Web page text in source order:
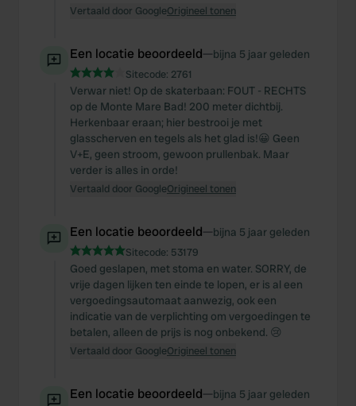
Vertaald door GoogleOrigineel tonen
Een locatie beoordeeld—bijna 5 jaar geleden
Sitecode: 2761
Verwar niet! Op de skaterbaan: FOUT - RECHTS
op de Monte Mare Bad! 200 meter dichtbij.
Herkenbaar eraan; hier bestrooi je met
glasscherven en tegels als het glad is!😀 Geen
V+E, geen stroom, gewoon prullenbak. Maar
verder is alles in orde!
Vertaald door GoogleOrigineel tonen
Een locatie beoordeeld—bijna 5 jaar geleden
Sitecode: 53179
Goed geslapen, met stoma en water. SORRY, de
vrije dagen lijken ten einde te lopen, er is al een
vergoedingsautomaat aanwezig, ook een
indicatie van de verplichting om vergoedingen te
betalen, alleen de prijs is nog onbekend. ️😢
Vertaald door GoogleOrigineel tonen
Een locatie beoordeeld—bijna 5 jaar geleden